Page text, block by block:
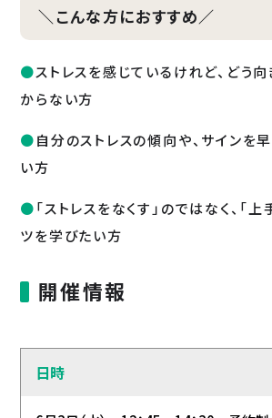
＼こんな方におすすめ／
ストレスを感じているけれど、どう
からない方
自分のストレスの傾向や、サインを
い方
「ストレスをなくす」のではなく、「
ツを学びたい方
開催情報
日時